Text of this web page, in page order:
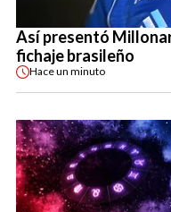
Así presentó
fichaje brasileño
Haceun minuto